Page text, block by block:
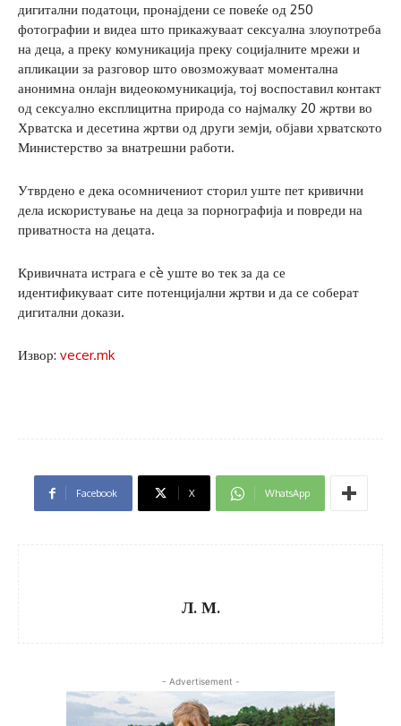
дигитални податоци, пронајдени се повеќе од 250
фотографии и видеа што прикажуваат сексуална злоупотреба
на деца, а преку комуникација преку социјалните мрежи и
апликации за разговор што овозможуваат моментална
анонимна онлајн видеокомуникација, тој воспоставил контакт
од сексуално експлицитна природа со најмалку 20 жртви во
Хрватска и десетина жртви од други земји, објави хрватското
Министерство за внатрешни работи.
Утврдено е дека осомничениот сторил уште пет кривични
дела искористување на деца за порнографија и повреди на
приватноста на децата.
Кривичната истрага е сè уште во тек за да се
идентификуваат сите потенцијални жртви и да се соберат
дигитални докази.
Извор: vecer.mk
Facebook X WhatsApp
Л. М.
- Advertisement -